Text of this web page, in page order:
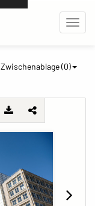
Zwischenablage (0)